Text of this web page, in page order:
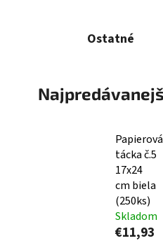
Ostatné
Papierová
tácka č.5
17x24
cm biela
(250ks)
Skladom
€11,93